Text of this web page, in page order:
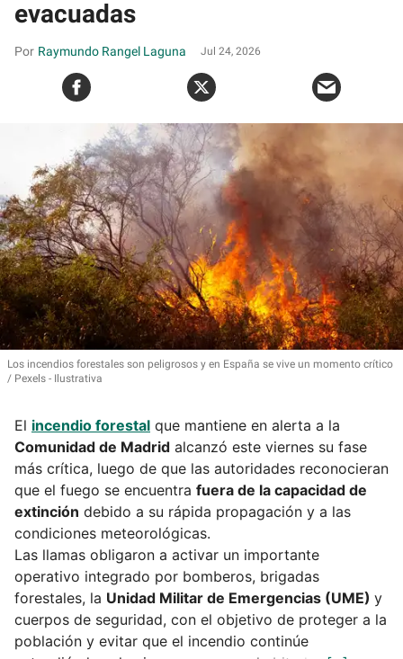
evacuadas
Raymundo Rangel Laguna Jul 24, 2026
Los incendios forestales son peligrosos y en España se vive un momento crítico
Pexels - Ilustrativa
El incendio forestal que mantiene en alerta a la
Comunidad de Madrid alcanzó este viernes su fase
más crítica, luego de que las autoridades reconocieran
que el fuego se encuentra fuera de la capacidad de
extinción debido a su rápida propagación y a las
condiciones meteorológicas.
Las llamas obligaron a activar un importante
operativo integrado por bomberos, brigadas
forestales, la Unidad Militar de Emergencias (UME) y
cuerpos de seguridad, con el objetivo de proteger a la
población y evitar que el incendio continúe